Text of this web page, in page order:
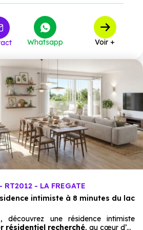
à partir de 332 300 €
Whatsapp Voir +
- LA FREGATE
intimiste à 8 minutes du lac
, découvrez une résidence intimiste
résidentiel recherché, au cœur d’un